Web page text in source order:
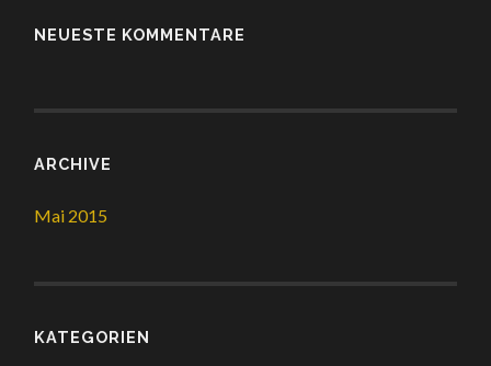
NEUESTE KOMMENTARE
ARCHIVE
Mai 2015
KATEGORIEN